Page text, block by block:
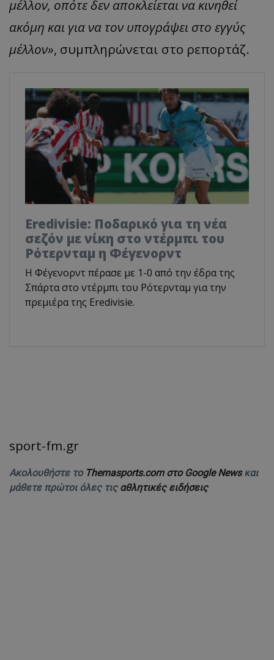
μέλλον, οπότε δεν αποκλείεται να κινηθεί
ακόμη και για να τον υπογράψει στο εγγύς
μέλλον», συμπληρώνεται στο ρεπορτάζ.
Eredivisie: Ποδαρικό για τη νέα
σεζόν με νίκη στο ντέρμπι του
Ρότερνταμ η Φέγενορντ
Η Φέγενορντ πέρασε με 1-0 από την έδρα της
Σπάρτα στο ντέρμπι του Ρότερνταμ για την
πρεμιέρα της Eredivisie.
sport-fm.gr
Ακολουθήστε το Themasports.com στο Google Newsκαι
μάθετε πρώτοι όλες τις αθλητικές ειδήσεις